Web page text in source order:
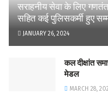
सराहनीय सेवा के लिए
सहित कई पुलिसकर्मी हुए
JANUARY 26, 2024
कल दीक्षांत
मेडल
MARCH 28,